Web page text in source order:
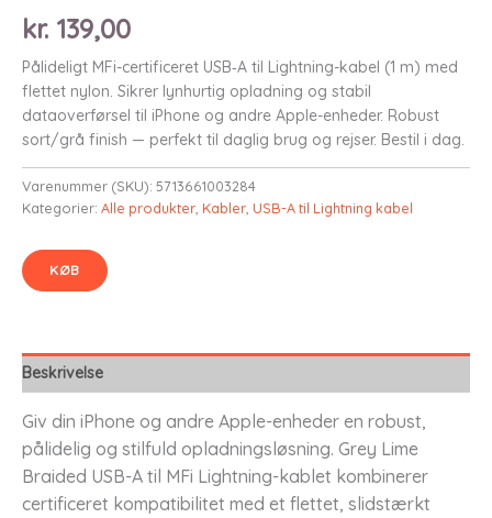
kr. 139,00
Pålideligt MFi-certificeret USB‑A til Lightning-kabel (1 m) med
flettet nylon. Sikrer lynhurtig opladning og stabil
dataoverførsel til iPhone og andre Apple-enheder. Robust
sort/grå finish — perfekt til daglig brug og rejser. Bestil i dag.
Varenummer (SKU): 5713661003284
Kategorier: Alle produkter Kabler USB-A til Lightning kabel
KØB
Beskrivelse
Giv din iPhone og andre Apple-enheder en robust,
pålidelig og stilfuld opladningsløsning. Grey Lime
Braided USB-A til MFi Lightning-kablet kombinerer
certificeret kompatibilitet med et flettet, slidstærkt